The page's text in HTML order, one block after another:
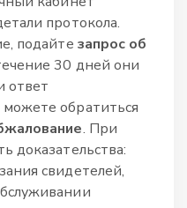
протокола.
подайте запрос об
30 дней они
ответ
обратиться
. При
доказательства:
свидетелей,